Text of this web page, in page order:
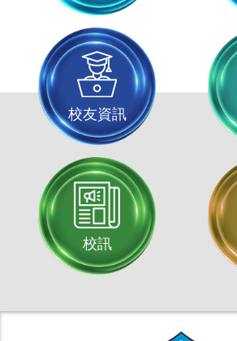
校友資訊
校訊